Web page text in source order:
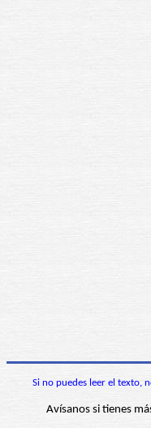
Si no puedes leer el texto,
Avísanos si tienes